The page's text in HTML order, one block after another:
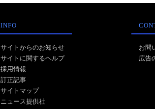
INFO
サイトからのお知らせ
サイトに関するヘルプ
採用情報
訂正記事
サイトマップ
ニュース提供社
お問
広告